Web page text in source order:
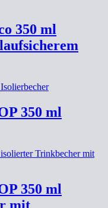
350 ml
350 ml
350 ml